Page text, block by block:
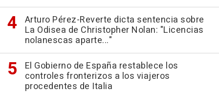
Arturo Pérez-Reverte dicta sentencia sobre
La Odisea de Christopher Nolan: "Licencias
nolanescas aparte..."
El Gobierno de España restablece los
controles fronterizos a los viajeros
procedentes de Italia